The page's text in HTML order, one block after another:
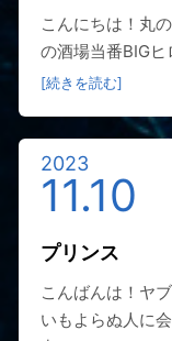
こんにちは！丸
の酒場当番BIG
[続きを読む]
2023
11.10
プリンス
こんばんは！ヤ
いもよらぬ人に